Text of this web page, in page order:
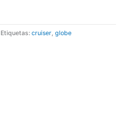
Etiquetas: cruiser, globe